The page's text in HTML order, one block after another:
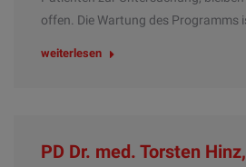
offen. Die Wartung des Programms
weiterlesen
PD Dr. med. Torsten